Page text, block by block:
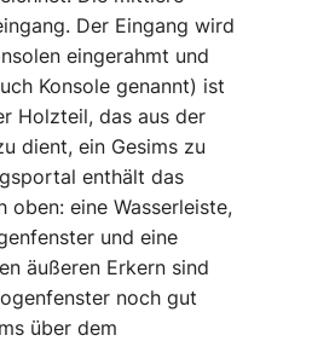
Der Eingang wird
eingerahmt und
Konsole genannt) ist
Holzteil, das aus der
dient, ein Gesims zu
enthält das
eine Wasserleiste,
und eine
äußeren Erkern sind
noch gut
über dem